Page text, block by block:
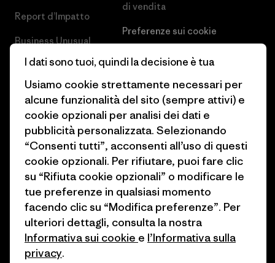
Report d’Impatto
Business Unusual
Obiettivi climatici
1% For The Planet
Come finanziamo
Buoni regalo
Trova un negozio
di vendita
Preferenze sui cookie
Lavora con noi
Stampa e media
Industry program
Programma di affiliazione
Patagonia Italia Mappa del sito
© 2026 Patagonia, Inc. All Rights Reserved.
I dati sono tuoi, quindi la decisione è tua
Usiamo cookie strettamente necessari per
alcune funzionalità del sito (sempre attivi) e
cookie opzionali per analisi dei dati e
pubblicità personalizzata. Selezionando
“Consenti tutti”, acconsenti all’uso di questi
cookie opzionali. Per rifiutare, puoi fare clic
su “Rifiuta cookie opzionali” o modificare le
tue preferenze in qualsiasi momento
facendo clic su “Modifica preferenze”. Per
ulteriori dettagli, consulta la nostra
Informativa sui cookie e l’Informativa sulla
privacy.